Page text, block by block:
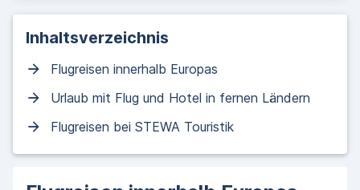
Inhaltsverzeichnis
Flugreisen innerhalb Europas
Urlaub mit Flug und Hotel in fernen Ländern
Flugreisen bei STEWA Touristik